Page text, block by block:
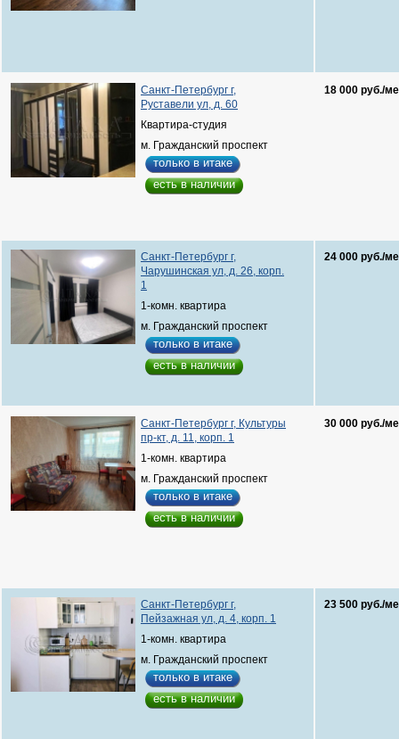
Санкт-Петербург г,
Руставели ул, д. 60
Квартира-студия
м. Гражданский проспект
только в итаке
есть в наличии
18 000 руб./
Санкт-Петербург г,
Чарушинская ул, д. 26, корп.
1
1-комн. квартира
м. Гражданский проспект
только в итаке
есть в наличии
24 000 руб./
Санкт-Петербург г, Культуры
пр-кт, д. 11, корп. 1
1-комн. квартира
м. Гражданский проспект
только в итаке
есть в наличии
30 000 руб./
Санкт-Петербург г,
Пейзажная ул, д. 4, корп. 1
1-комн. квартира
м. Гражданский проспект
только в итаке
есть в наличии
23 500 руб./